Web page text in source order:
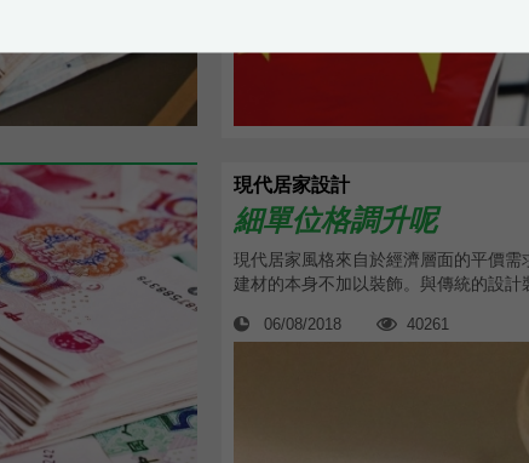
現代居家設計
細單位格調升呢
現代居家風格來自於經濟層面的平價
建材的本身不加以裝飾。與傳統的設計
06/08/2018 40261